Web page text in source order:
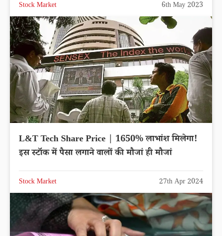
Stock Market 6th May 2023
L&T Tech Share Price | 1650% लाभांश मिलेगा!
इस स्‍टॉक में पैसा लगाने वालों की मौजां ही मौजां
Stock Market 27th Apr 2024